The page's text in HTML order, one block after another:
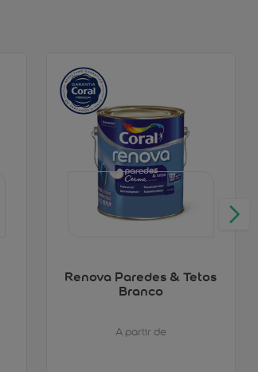
Renova Paredes & Tetos
Branco
A partir de